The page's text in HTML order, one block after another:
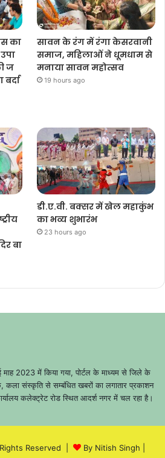
का
ज
सावन के रंग में रंगा केसरवानी
समाज, महिलाओं ने धूमधाम से
मनाया सावन महोत्सव
19 hours ago
बा
डी.ए.वी. बक्सर में खेल महाकुंभ
का भव्य शुभारंभ
23 hours ago
माह 2023 में किया गया, पोर्टल के माध्यम से जिले के
कला संस्कृति से सम्बंधित खबरों का लगातार प्रकाशन
कलेक्ट्रेट रोड स्थित आदर्श नगर में चल रहा है।
Reserved | By Nitish Singh